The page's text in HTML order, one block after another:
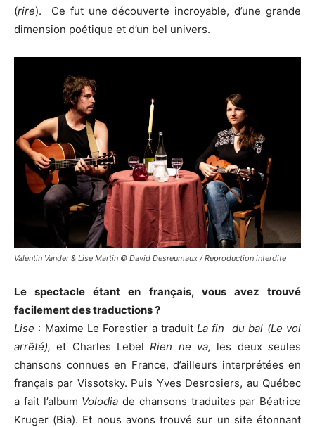
(rire). Ce fut une découverte incroyable, d’une grande
dimension poétique et d’un bel univers.
Valentin Vander & Lise Martin © David Desreumaux / Reproduction interdite
Le spectacle étant en français, vous avez trouvé
facilement des traductions ?
Lise : Maxime Le Forestier a traduitLa fin du bal (Le vol
arrêté), et Charles LebelRien ne va, les deuxseules
chansons connues en France, d’ailleurs interprétées en
français par Vissotsky. Puis Yves Desrosiers, au Québec
a fait l’album Volodia de chansons traduites par Béatrice
Kruger (Bia). Et nous avons trouvé sur un site étonnant